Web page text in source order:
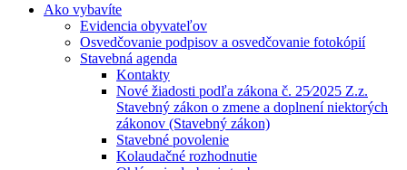
Ako vybavíte
Evidencia obyvateľov
Osvedčovanie podpisov a osvedčovanie fotokópií
Stavebná agenda
Kontakty
Nové žiadosti podľa zákona č. 25⁄2025 Z.z.
Stavebný zákon o zmene a doplnení niektorých
zákonov (Stavebný zákon)
Stavebné povolenie
Kolaudačné rozhodnutie